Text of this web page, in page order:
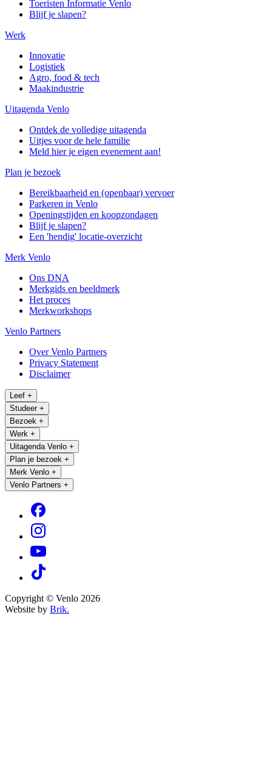
Toeristen Informatie Venlo
Blijf je slapen?
Werk
Innovatie
Logistiek
Agro, food & tech
Maakindustrie
Uitagenda Venlo
Ontdek de volledige uitagenda
Uitjes voor de hele familie
Meld hier je eigen evenement aan!
Plan je bezoek
Bereikbaarheid en (openbaar) vervoer
Parkeren in Venlo
Openingstijden en koopzondagen
Blijf je slapen?
Een 'hendig' locatie-overzicht
Merk Venlo
Ons DNA
Merkgids en beeldmerk
Het proces
Merkworkshops
Venlo Partners
Over Venlo Partners
Privacy Statement
Disclaimer
Leef +
Studeer +
Bezoek +
Werk +
Uitagenda Venlo +
Plan je bezoek +
Merk Venlo +
Venlo Partners +
Copyright © Venlo 2026
Website by Brik.